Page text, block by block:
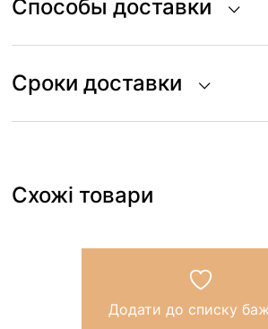
Способы доставки
Сроки доставки
Схожі товари
Додати до списку